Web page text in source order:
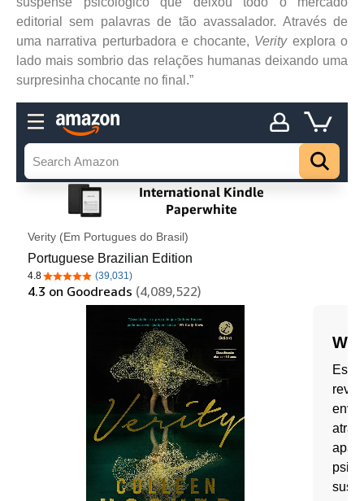
editorial sem palavras de tão avassalador. Através de
uma narrativa perturbadora e chocante, Verityexplora o
lado mais sombrio das relações humanas deixando uma
surpresinha chocante no final.”